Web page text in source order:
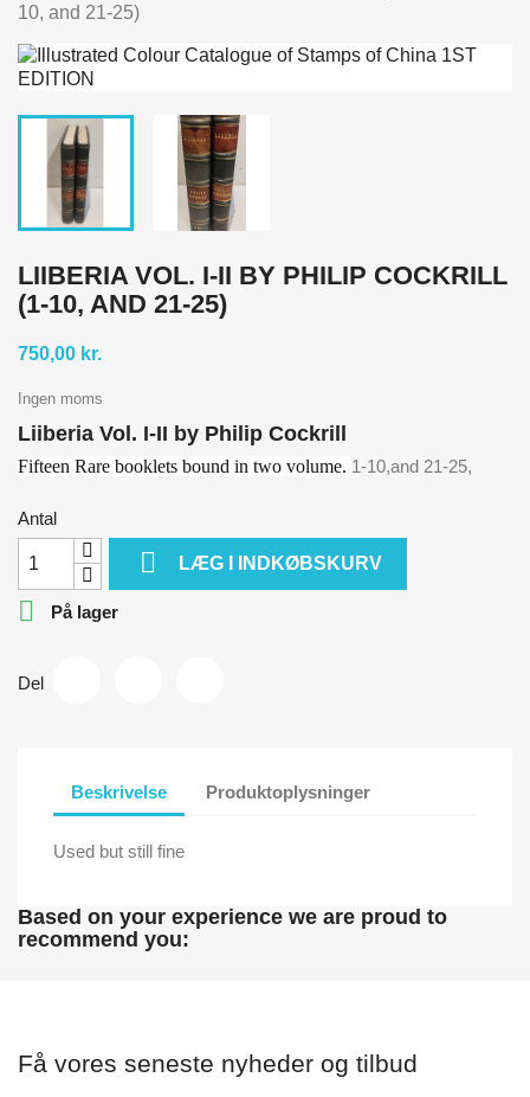
10, and 21-25)
LIIBERIA VOL. I-II BY PHILIP COCKRILL
(1-10, AND 21-25)
750,00 kr.
Ingen moms
Liiberia Vol. I-II by Philip Cockrill
Fifteen Rare booklets bound in two volume. 1-10,and 21-25,
Antal
 LÆG I INDKØBSKURV
 På lager
Del
Beskrivelse Produktoplysninger
Used but still fine
Based on your experience we are proud to
recommend you:
Få vores seneste nyheder og tilbud